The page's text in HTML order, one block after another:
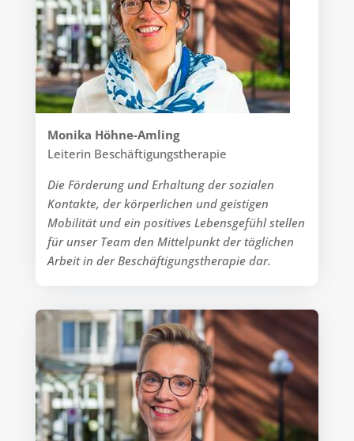
Monika Höhne-Amling
Leiterin Beschäftigungstherapie
Die Förderung und Erhaltung der sozialen
Kontakte, der körperlichen und geistigen
Mobilität und ein positives Lebensgefühl stellen
für unser Team den Mittelpunkt der täglichen
Arbeit in der Beschäftigungstherapie dar.